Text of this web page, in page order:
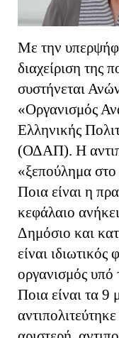
Με την
διαχείριση της
συστήνεται
«Οργανισμός
Ελληνικής
(ΟΔΑΠ). Η
«ξεπούλημα
Ποια είναι η
κεφάλαιο
Δημόσιο και
είναι
οργανισμός υπό
Ποια είναι τα 9